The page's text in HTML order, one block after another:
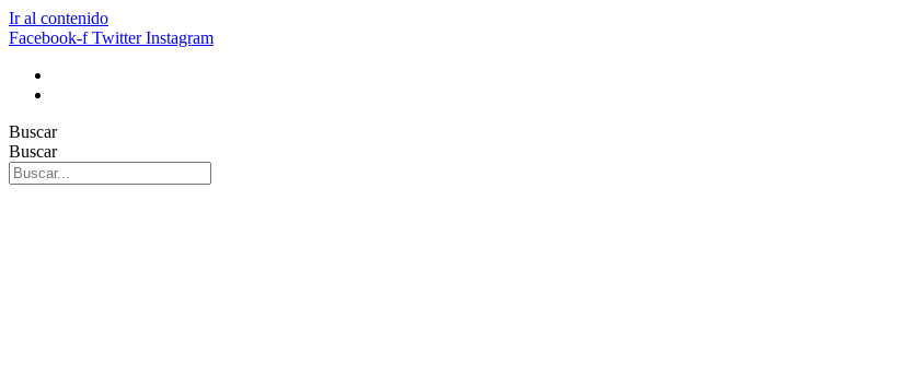
Ir al contenido
Facebook-f Twitter Instagram
Buscar
Buscar